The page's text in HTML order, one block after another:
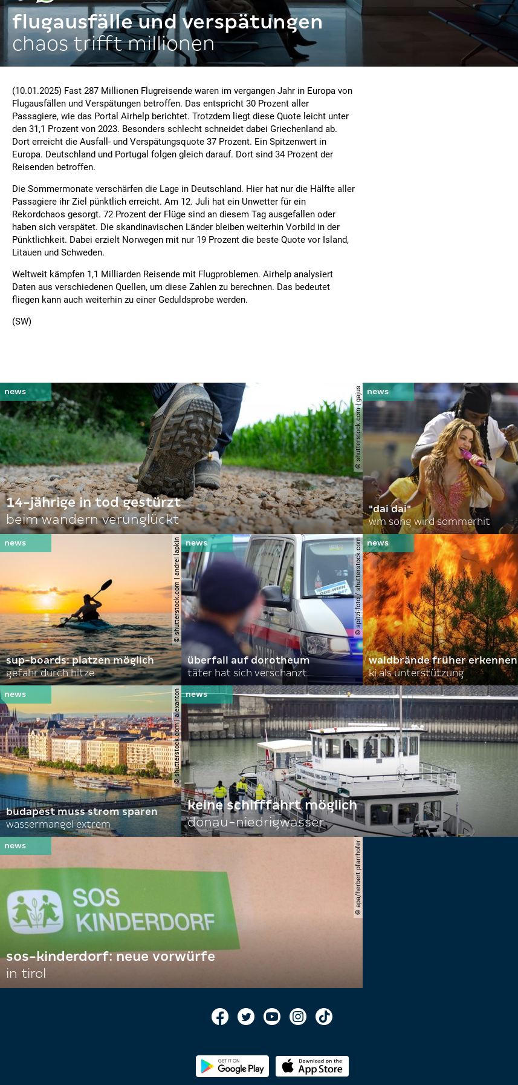
flugausfälle und verspätungen
chaos trifft millionen
(10.01.2025) Fast 287 Millionen Flugreisende waren im vergangen Jahr in Europa von
Flugausfällen und Verspätungen betroffen. Das entspricht 30 Prozent aller
Passagiere, wie das Portal Airhelp berichtet. Trotzdem liegt diese Quote leicht unter
den 31,1 Prozent von 2023. Besonders schlecht schneidet dabei Griechenland ab.
Dort erreicht die Ausfall- und Verspätungsquote 37 Prozent. Ein Spitzenwert in
Europa. Deutschland und Portugal folgen gleich darauf. Dort sind 34 Prozent der
Reisenden betroffen.
Die Sommermonate verschärfen die Lage in Deutschland. Hier hat nur die Hälfte aller
Passagiere ihr Ziel pünktlich erreicht. Am 12. Juli hat ein Unwetter für ein
Rekordchaos gesorgt. 72 Prozent der Flüge sind an diesem Tag ausgefallen oder
haben sich verspätet. Die skandinavischen Länder bleiben weiterhin Vorbild in der
Pünktlichkeit. Dabei erzielt Norwegen mit nur 19 Prozent die beste Quote vor Island,
Litauen und Schweden.
Weltweit kämpfen 1,1 Milliarden Reisende mit Flugproblemen. Airhelp analysiert
Daten aus verschiedenen Quellen, um diese Zahlen zu berechnen. Das bedeutet
fliegen kann auch weiterhin zu einer Geduldsprobe werden.
(SW)
© shutterstock.com | gajus
14-jährige in tod gestürzt
beim wandern verunglückt
"dai dai"
wm song wird sommerhit
© shutterstock.com | andrei lapkin
sup-boards: platzen möglich
gefahr durch hitze
© spitzi-foto / shutterstock.com
überfall auf dorotheum
täter hat sich verschanzt
waldbrände früher erkennen
ki als unterstützung
© shutterstock.com | alexanton
budapest muss strom sparen
wassermangel extrem
keine schifffahrt möglich
donau-niedrigwasser
© apa/herbert pfarrhofer
sos-kinderdorf: neue vorwürfe
in tirol